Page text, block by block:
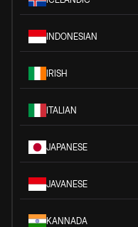
INDONESIAN
IRISH
ITALIAN
JAPANESE
JAVANESE
KANNADA